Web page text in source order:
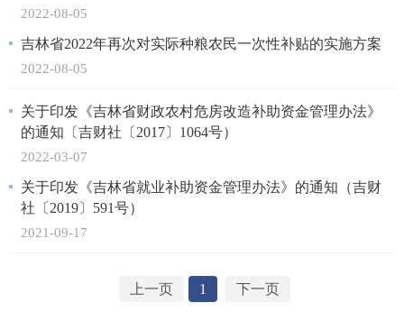
2022-08-05
吉林省2022年再次对实际种粮农民一次性补贴的实施方案
2022-08-05
关于印发《吉林省财政农村危房改造补助资金管理办法》
的通知〔吉财社〔2017〕1064号）
2022-03-07
关于印发《吉林省就业补助资金管理办法》的通知（吉财
社〔2019〕591号）
2021-09-17
上一页 1 下一页